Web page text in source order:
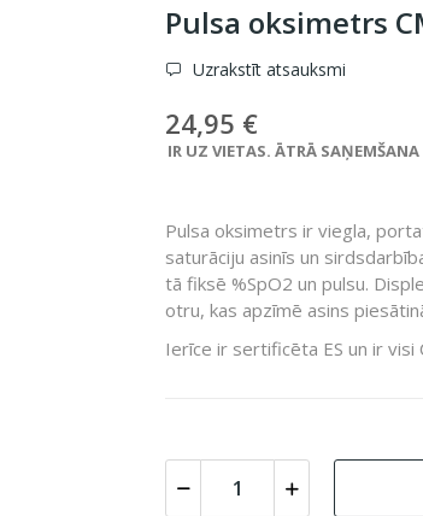
Pulsa oksimetrs
Uzrakstīt atsauksmi
24,95 €
IR UZ VIETAS. ĀTRĀ
Pulsa oksimetrs ir viegla,
saturāciju asinīs un
tā fiksē %SpO2 un pulsu.
otru, kas apzīmē asins
Ierīce ir sertificēta ES un ir visi